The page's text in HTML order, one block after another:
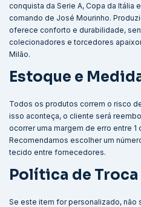
conquista da Serie A, Copa da Itália
comando de José Mourinho.
oferece conforto e durabilidade,
colecionadores e torcedores
Milão.
Estoque e
Todos os produtos correm o risco
isso aconteça, o cliente será
ocorrer uma margem de erro entre 1
Recomendamos escolher um
tecido entre fornecedores.
Política de Troca
Se este item for personalizado, não